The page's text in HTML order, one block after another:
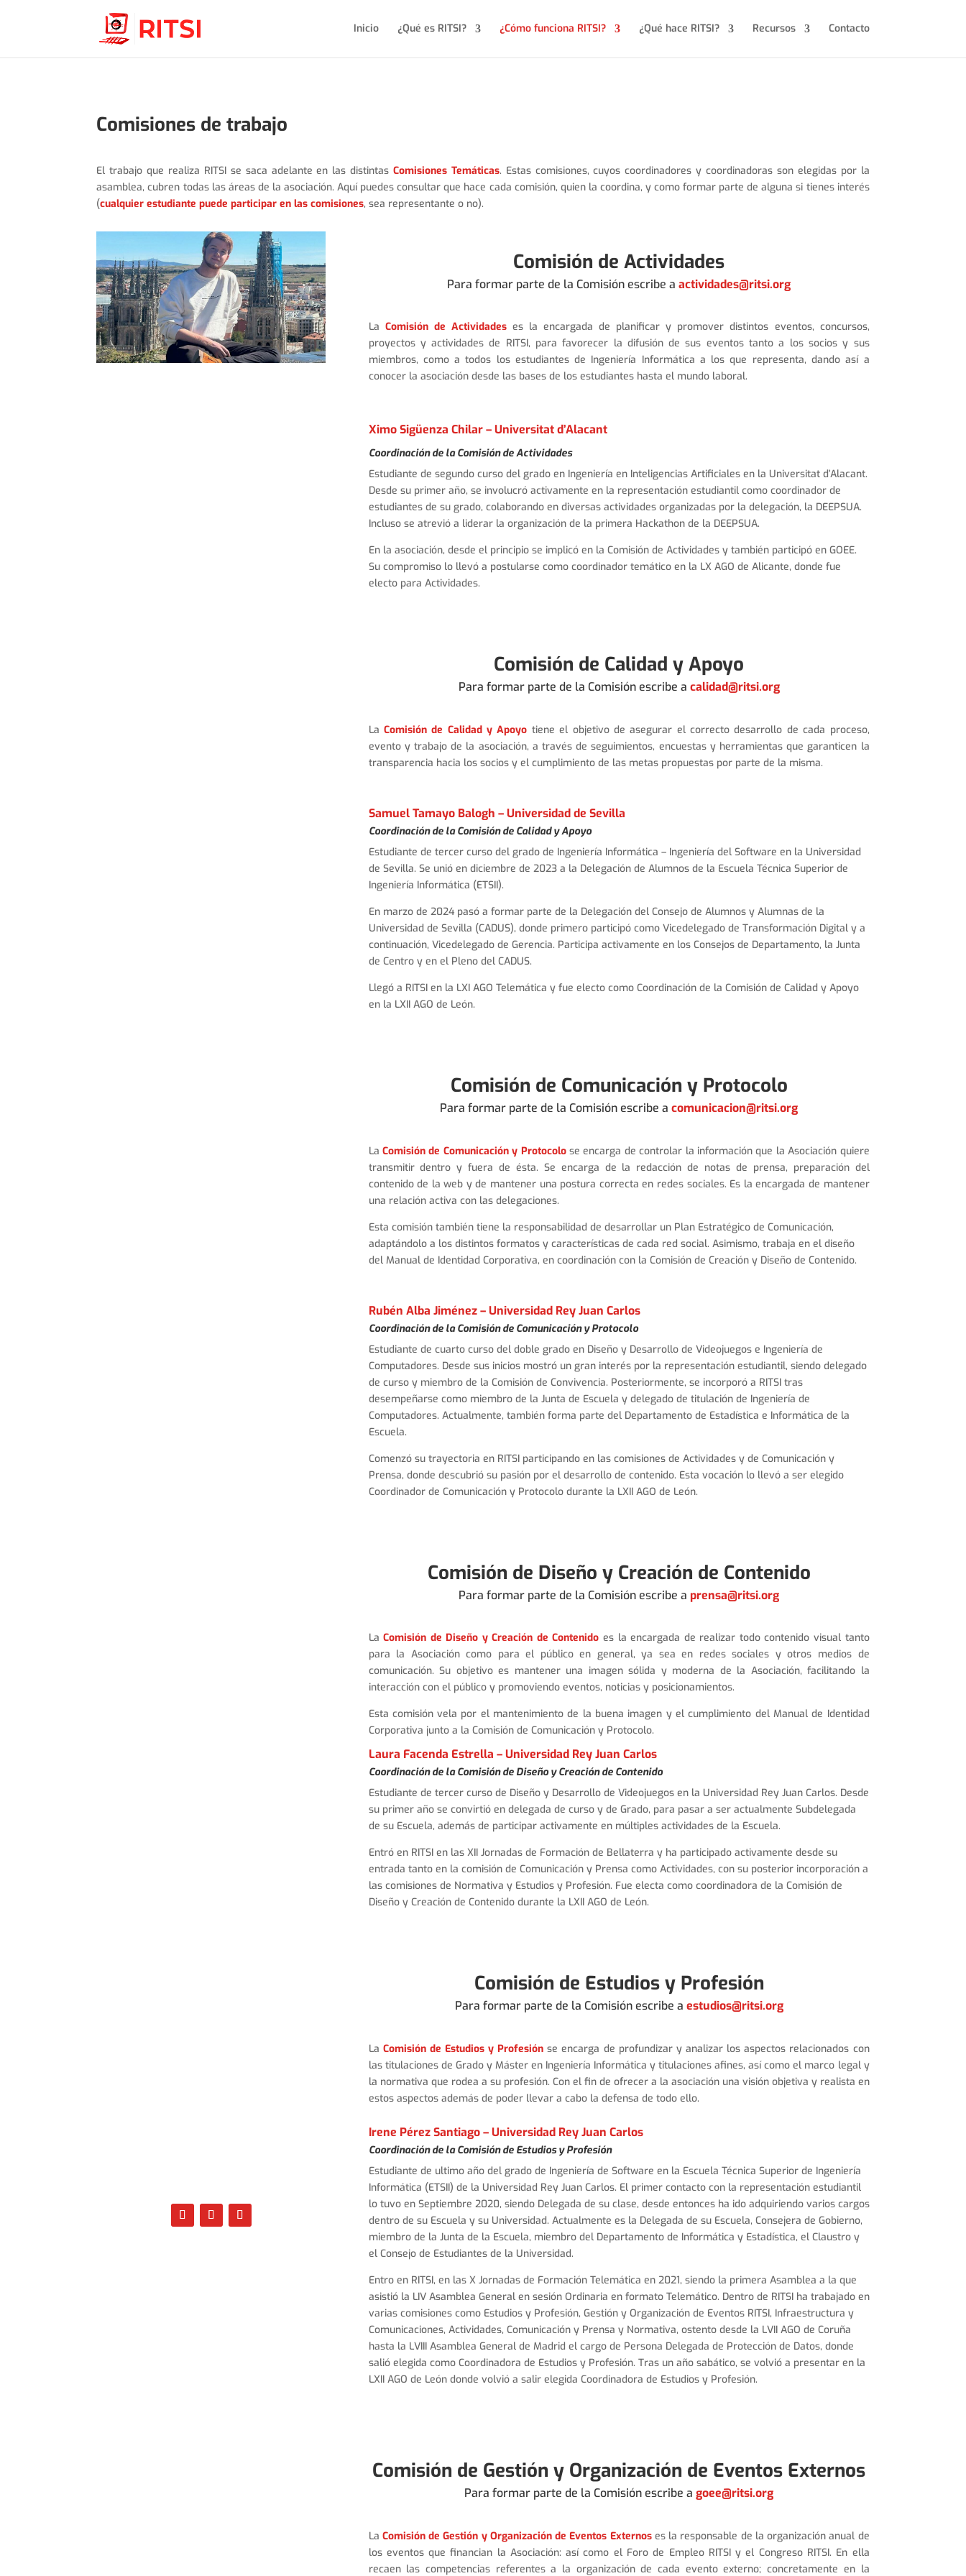
Inicio ¿Qué es RITSI? ¿Cómo funciona RITSI? ¿Qué hace RITSI? Recursos Contacto
Comisiones de trabajo
El trabajo que realiza RITSI se saca adelante en las distintas Comisiones Temáticas. Estas comisiones, cuyos coordinadores y coordinadoras son elegidas por la
asamblea, cubren todas las áreas de la asociación. Aquí puedes consultar que hace cada comisión, quien la coordina, y como formar parte de alguna si tienes interés
(cualquier estudiante puede participar en las comisiones, sea representante o no).
Comisión de Actividades
Para formar parte de la Comisión escribe aactividades@ritsi.org
La Comisión de Actividadeses la encargada de planificar y promover distintos eventos, concursos,
proyectos y actividades de RITSI, para favorecer la difusión de sus eventos tanto a los socios y sus
miembros, como a todos los estudiantes de Ingeniería Informática a los que representa, dando así a
conocer la asociación desde las bases de los estudiantes hasta el mundo laboral.
Ximo Sigüenza Chilar – Universitat d’Alacant
Coordinación de la Comisión de Actividades
Estudiante de segundo curso del grado en Ingeniería en Inteligencias Artificiales en la Universitat d’Alacant.
Desde su primer año, se involucró activamente en la representación estudiantil como coordinador de
estudiantes de su grado, colaborando en diversas actividades organizadas por la delegación, la DEEPSUA.
Incluso se atrevió a liderar la organización de la primera Hackathon de la DEEPSUA.
En la asociación, desde el principio se implicó en la Comisión de Actividades y también participó en GOEE.
Su compromiso lo llevó a postularse como coordinador temático en la LX AGO de Alicante, donde fue
electo para Actividades.
Comisión de Calidad y Apoyo
Para formar parte de la Comisión escribe a calidad@ritsi.org
La Comisión de Calidad y Apoyo tiene el objetivo de asegurar el correcto desarrollo de cada proceso,
evento y trabajo de la asociación, a través de seguimientos, encuestas y herramientas que garanticen la
transparencia hacia los socios y el cumplimiento de las metas propuestas por parte de la misma.
Samuel Tamayo Balogh – Universidad de Sevilla
Coordinación de la Comisión de Calidad y Apoyo
Estudiante de tercer curso del grado de Ingeniería Informática – Ingeniería del Software en la Universidad
de Sevilla. Se unió en diciembre de 2023 a la Delegación de Alumnos de la Escuela Técnica Superior de
Ingeniería Informática (ETSII).
En marzo de 2024 pasó a formar parte de la Delegación del Consejo de Alumnos y Alumnas de la
Universidad de Sevilla (CADUS), donde primero participó como Vicedelegado de Transformación Digital y a
continuación, Vicedelegado de Gerencia. Participa activamente en los Consejos de Departamento, la Junta
de Centro y en el Pleno del CADUS.
Llegó a RITSI en la LXI AGO Telemática y fue electo como Coordinación de la Comisión de Calidad y Apoyo
en la LXII AGO de León.
Comisión de Comunicación y Protocolo
Para formar parte de la Comisión escribe acomunicacion@ritsi.org
La Comisión de Comunicación y Protocolose encarga de controlar la información que la Asociación quiere
transmitir dentro y fuera de ésta. Se encarga de la redacción de notas de prensa, preparación del
contenido de la web y de mantener una postura correcta en redes sociales. Es la encargada de mantener
una relación activa con las delegaciones.
Esta comisión también tiene la responsabilidad de desarrollar un Plan Estratégico de Comunicación,
adaptándolo a los distintos formatos y características de cada red social. Asimismo, trabaja en el diseño
del Manual de Identidad Corporativa, en coordinación con la Comisión de Creación y Diseño de Contenido.
Rubén Alba Jiménez – Universidad Rey Juan Carlos
Coordinación de la Comisión de Comunicación y Protocolo
Estudiante de cuarto curso del doble grado en Diseño y Desarrollo de Videojuegos e Ingeniería de
Computadores. Desde sus inicios mostró un gran interés por la representación estudiantil, siendo delegado
de curso y miembro de la Comisión de Convivencia. Posteriormente, se incorporó a RITSI tras
desempeñarse como miembro de la Junta de Escuela y delegado de titulación de Ingeniería de
Computadores. Actualmente, también forma parte del Departamento de Estadística e Informática de la
Escuela.
Comenzó su trayectoria en RITSI participando en las comisiones de Actividades y de Comunicación y
Prensa, donde descubrió su pasión por el desarrollo de contenido. Esta vocación lo llevó a ser elegido
Coordinador de Comunicación y Protocolo durante la LXII AGO de León.
Comisión de Diseño y Creación de Contenido
Para formar parte de la Comisión escribe a prensa@ritsi.org
LaComisión de Diseño y Creación de Contenidoes la encargada de realizar todo contenido visual tanto
para la Asociación como para el público en general, ya sea en redes sociales y otros medios de
comunicación. Su objetivo es mantener una imagen sólida y moderna de la Asociación, facilitando la
interacción con el público y promoviendo eventos, noticias y posicionamientos.
Esta comisión vela por el mantenimiento de la buena imagen y el cumplimiento del Manual de Identidad
Corporativa junto a la Comisión de Comunicación y Protocolo.
Laura Facenda Estrella – Universidad Rey Juan Carlos
Coordinación de la Comisión de Diseño y Creación de Contenido
Estudiante de tercercurso de Diseño y Desarrollo de Videojuegos en la Universidad Rey Juan Carlos. Desde
su primer año se convirtió en delegada de curso y de Grado, para pasar a ser actualmente Subdelegada
de su Escuela, además de participar activamente en múltiples actividades de la Escuela.
Entró en RITSI en las XII Jornadas de Formación de Bellaterra y ha participado activamente desde su
entrada tanto en la comisión de Comunicación y Prensa como Actividades, con su posterior incorporación a
las comisiones de Normativa y Estudios y Profesión. Fue electa como coordinadora de la Comisión de
Diseño y Creación de Contenido durante la LXII AGO de León.
Comisión de Estudios y Profesión
Para formar parte de la Comisión escribe a estudios@ritsi.org
La Comisión de Estudios y Profesión se encarga de profundizar y analizar los aspectos relacionados con
las titulaciones de Grado y Máster en Ingeniería Informática y titulaciones afines, así como el marco legal y
la normativa que rodea a su profesión. Con el fin de ofrecer a la asociación una visión objetiva y realista en
estos aspectos además de poder llevar a cabo la defensa de todo ello.
Irene Pérez Santiago – Universidad Rey Juan Carlos
Coordinaciónde la Comisión de Estudios y Profesión
Estudiante de ultimo año del grado de Ingeniería de Software en la Escuela Técnica Superior de Ingeniería
Informática (ETSII) de la Universidad Rey Juan Carlos. El primer contacto con la representación estudiantil
lo tuvo en Septiembre 2020, siendo Delegada de su clase, desde entonces ha ido adquiriendo varios cargos
dentro de su Escuela y su Universidad. Actualmente es la Delegada de su Escuela, Consejera de Gobierno,
miembro de la Junta de la Escuela, miembro del Departamento de Informática y Estadística, el Claustro y
el Consejo de Estudiantes de la Universidad.
Entro en RITSI, en las X Jornadas de Formación Telemática en 2021, siendo la primera Asamblea a la que
asistió la LIV Asamblea General en sesión Ordinaria en formato Telemático. Dentro de RITSI ha trabajado en
varias comisiones como Estudios y Profesión, Gestión y Organización de Eventos RITSI, Infraestructura y
Comunicaciones, Actividades, Comunicación y Prensa y Normativa, ostento desde la LVII AGO de Coruña
hasta la LVIII Asamblea General de Madrid el cargo de Persona Delegada de Protección de Datos, donde
salió elegida como Coordinadora de Estudios y Profesión. Tras un año sabático, se volvió a presentar en la
LXII AGO de León donde volvió a salir elegida Coordinadora de Estudios y Profesión.
Comisión de Gestión y Organización de Eventos Externos
Para formar parte de la Comisión escribe agoee@ritsi.org
La Comisión de Gestión y Organización de Eventos Externoses la responsable de la organización anual de
los eventos que financian la Asociación: así como el Foro de Empleo RITSI y el Congreso RITSI. En ella
recaen las competencias referentes a la organización de cada evento externo; concretamente en la